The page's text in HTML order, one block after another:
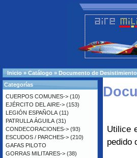
Inicio » Catálogo » Documento de
Utilice
pedido
Categorías
CUERPOS COMUNES-> (10)
EJÉRCITO DEL AIRE-> (153)
LEGIÓN ESPAÑOLA (11)
PATRULLA ÁGUILA (31)
CONDECORACIONES-> (93)
ESCUDOS / PARCHES-> (210)
GAFAS PILOTO
GORRAS MILITARES-> (38)